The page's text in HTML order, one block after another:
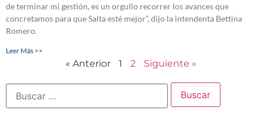
de terminar mi gestión, es un orgullo recorrer los avances que
concretamos para que Salta esté mejor”, dijo la intendenta Bettina
Romero.
Leer Más >>
« Anterior 1 2 Siguiente »